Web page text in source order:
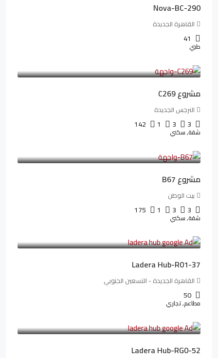
Nova-BC-290
القاهرة الجديدة
41
طبي
4,402,000LE
مشروع C269
النرجس الجديدة
3
3
1
142
شقة, سكني
4,550,000LE
مشروع B67
بيت الوطن
3
3
1
175
شقة, سكني
13,912,288LE
Ladera Hub-R01-37
القاهرة الجديدة - التسعين الجنوبي
50
مطاعم, تجاري
13,319,821LE
Ladera Hub-RG0-52